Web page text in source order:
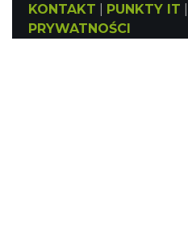
KONTAKT PUNKTY IT
PRYWATNOŚCI